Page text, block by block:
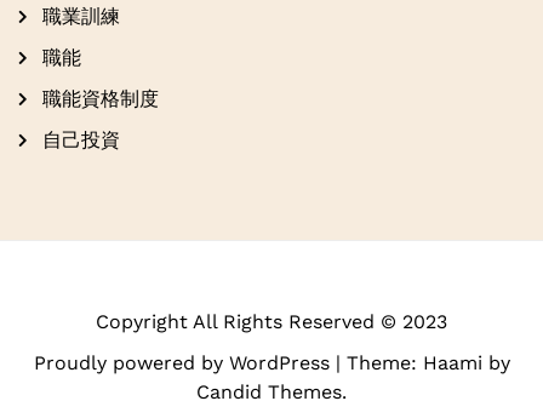
職業訓練
職能
職能資格制度
自己投資
Copyright All Rights Reserved © 2023
Proudly powered by WordPress | Theme: Haami by
Candid Themes.